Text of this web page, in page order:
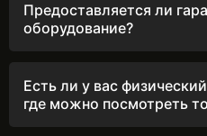
Предоставляется ли
оборудование?
теперь мы увеличили её до
ещё дольше наслаждаться
Есть ли у вас
где можно посмотреть